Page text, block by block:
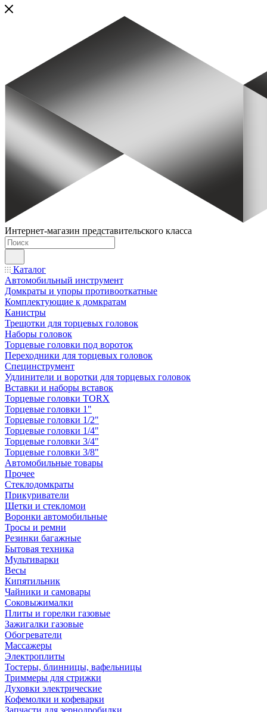
Интернет-магазин представительского класса
Каталог
Автомобильный инструмент
Домкраты и упоры противооткатные
Комплектующие к домкратам
Канистры
Трещотки для торцевых головок
Наборы головок
Торцевые головки под вороток
Переходники для торцевых головок
Специнструмент
Удлинители и воротки для торцевых головок
Вставки и наборы вставок
Торцевые головки TORX
Торцевые головки 1"
Торцевые головки 1/2"
Торцевые головки 1/4"
Торцевые головки 3/4"
Торцевые головки 3/8"
Автомобильные товары
Прочее
Стеклодомкраты
Прикуриватели
Щетки и стекломои
Воронки автомобильные
Тросы и ремни
Резинки багажные
Бытовая техника
Мультиварки
Весы
Кипятильник
Чайники и самовары
Соковыжималки
Плиты и горелки газовые
Зажигалки газовые
Обогреватели
Массажеры
Электроплиты
Тостеры, блинницы, вафельницы
Триммеры для стрижки
Духовки электрические
Кофемолки и кофеварки
Запчасти для зернодробилки